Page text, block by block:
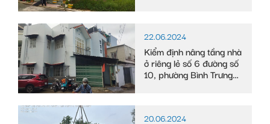
22.06.2024
Kiểm định nâng tầng nhà
ở riêng lẻ số 6 đường số
10, phường Bình Trưng
20.06.2024